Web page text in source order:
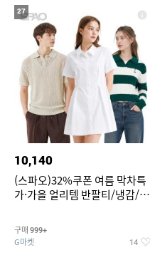
27
10,140
(스파오)32%쿠폰 여름 막차특
가·가을 얼리템 반팔티/냉감/반
건 외 ~74%OFF
구매 999+
G마켓 14